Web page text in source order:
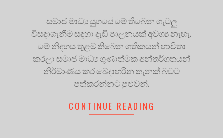
සමාජ මාධ්‍ය යුගයේ මේ තිබෙන ගැටලු
විසඳාගැනීම සඳහා දැඩි පාලනයක් අවශ්‍ය නැහැ.
මේ නිදහස තුළම තිබෙන ගතිකයන් භාවිතා
කරලා සමාජ මාධ්‍ය ගුණාත්මක අන්තර්ගතයන්
නිර්මාණය කර බෙදාහරින තැනක් බවට
පත්කරන්නට පුළුවන්.
CONTINUE READING